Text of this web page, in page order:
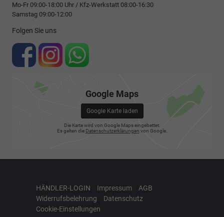
Mo-Fr 09:00-18:00 Uhr / Kfz-Werkstatt 08:00-16:30
Samstag 09:00-12:00
Folgen Sie uns
Google Maps
Google Karte laden
Die Karte wird von Google Maps eingebettet.
Es gelten die Datenschutzerklärungen von Google.
HÄNDLER-LOGIN Impressum
AGB
Widerrufsbelehrung
Datenschutz
Cookie-Einstellungen